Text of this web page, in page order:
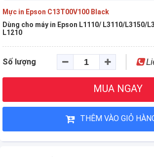
Mực in Epson C13T00V100 Black
Dùng cho máy in Epson L1110/ L3110/L3150/
L1210
Số lượng
MUA NGAY
THÊM VÀO GIỎ